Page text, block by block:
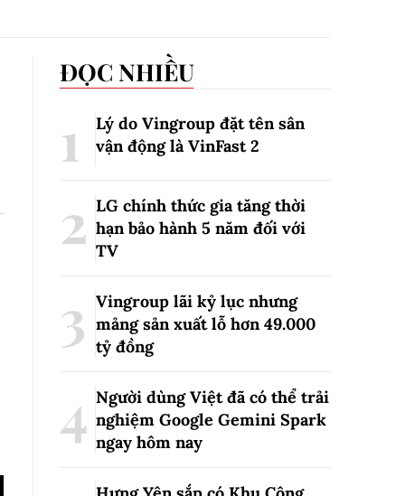
ĐỌC NHIỀU
Lý do Vingroup đặt tên sân
vận động là VinFast2
LG chính thức gia tăng thời
hạn bảo hành 5 năm đối với
TV
Vingroup lãi kỷ lục nhưng
mảng sản xuất lỗ hơn 49.000
tỷ đồng
Người dùng Việt đã có thể trải
nghiệm Google Gemini Spark
ngay hôm nay